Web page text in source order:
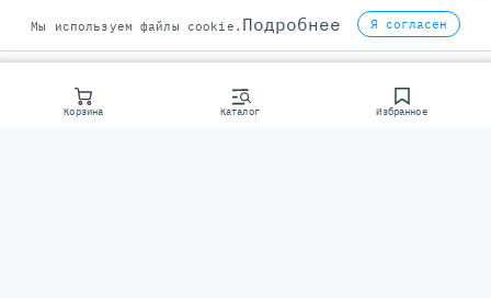
Корзина Каталог Избранное
Мы используем файлы cookie. Подробнее Я согласен